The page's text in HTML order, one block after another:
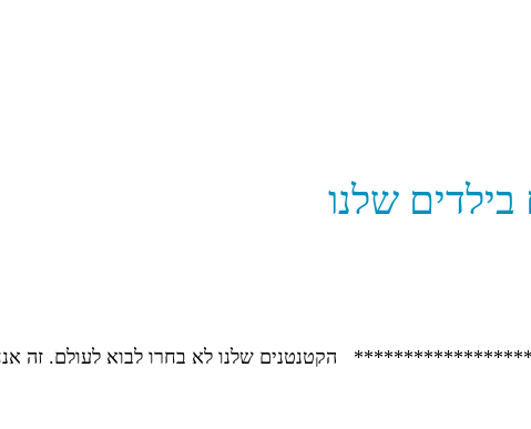
בילדים שלנו
הקטנטנים שלנו לא בחרו לבוא לעולם. זה